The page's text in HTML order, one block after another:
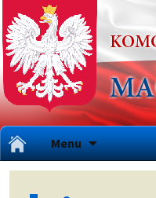
Menu
do